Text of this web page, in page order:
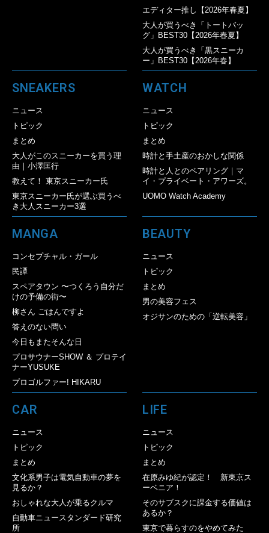
エディター推し【2026年春夏】
大人が買うべき「トートバッ
グ」BEST30【2026年春夏】
大人が買うべき「黒スニーカ
ー」BEST30【2026年春】
SNEAKERS
ニュース
トピック
まとめ
大人がこのスニーカーを買う理
由｜小澤匡行
教えて！ 東京スニーカー氏
東京スニーカー氏が選ぶ買うべ
き大人スニーカー3選
WATCH
ニュース
トピック
まとめ
時計と手土産のおかしな関係
時計と人とのペアリング｜マ
イ・プライベート・アワーズ。
UOMO Watch Academy
MANGA
コンセプチャル・ガール
民譚
スペアタウン 〜つくろう自分だ
けの予備の街〜
柳さん ごはんですよ
答えのない問い
今日もまたそんな日
プロサウナーSHOW ＆ プロテイ
ナーYUSUKE
プロゴルファー! HIKARU
BEAUTY
ニュース
トピック
まとめ
男の美容フェス
オジサンのための「逆転美容」
CAR
ニュース
トピック
まとめ
文化系男子は電気自動車の夢を
見るか？
おしゃれな大人が乗るクルマ
自動車ニュースタンダード研究
所
LIFE
ニュース
トピック
まとめ
在原みゆ紀が認定！ 新東京ス
ーベニア！
そのサブスクに課金する価値は
あるか？
東京で暮らすのをやめてみた